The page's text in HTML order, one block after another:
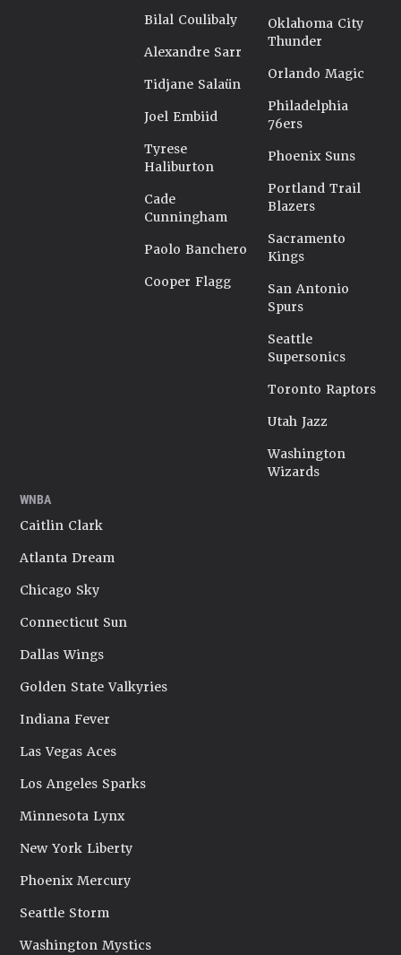
Bilal Coulibaly
Alexandre Sarr
Tidjane Salaün
Joel Embiid
Tyrese
Haliburton
Cade
Cunningham
Paolo Banchero
Cooper Flagg
Oklahoma City
Thunder
Orlando Magic
Philadelphia
76ers
Phoenix Suns
Portland Trail
Blazers
Sacramento
Kings
San Antonio
Spurs
Seattle
Supersonics
Toronto Raptors
Utah Jazz
Washington
Wizards
WNBA
Caitlin Clark
Atlanta Dream
Chicago Sky
Connecticut Sun
Dallas Wings
Golden State Valkyries
Indiana Fever
Las Vegas Aces
Los Angeles Sparks
Minnesota Lynx
New York Liberty
Phoenix Mercury
Seattle Storm
Washington Mystics